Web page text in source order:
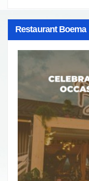
Restaurant Boema